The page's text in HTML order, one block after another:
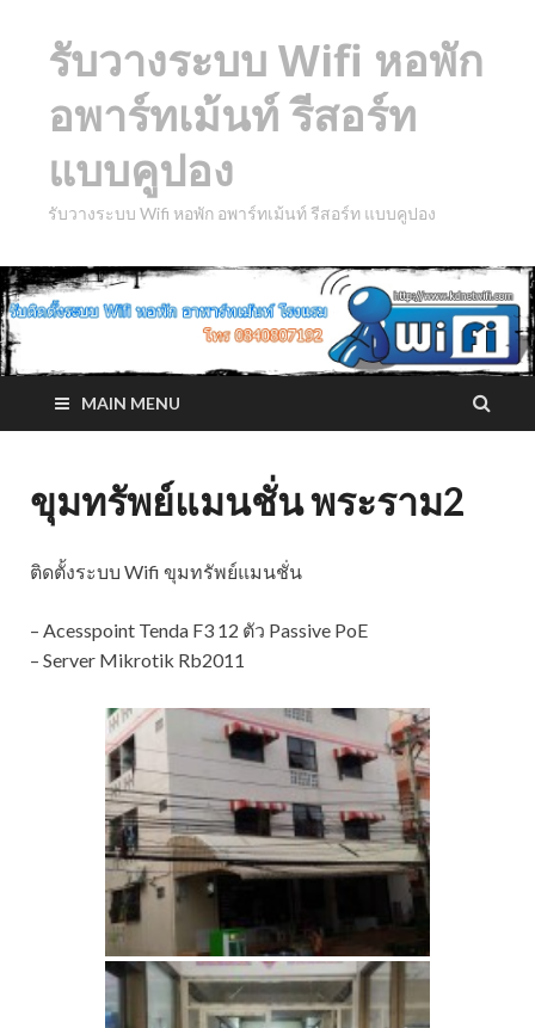
รับวางระบบ Wifi หอพัก
อพาร์ทเม้นท์ รีสอร์ท
แบบคูปอง
รับวางระบบ Wifi หอพัก อพาร์ทเม้นท์ รีสอร์ท แบบคูปอง
MAIN MENU
ขุมทรัพย์แมนชั่น พระราม2
ติดตั้งระบบ Wifi ขุมทรัพย์แมนชั่น
– Acesspoint Tenda F3 12 ตัว Passive PoE
– Server Mikrotik Rb2011